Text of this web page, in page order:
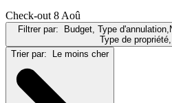
Check-out 8 Aoû
Filtrer par:
Budget, Type
Type de
Trier par:
Le moins cher